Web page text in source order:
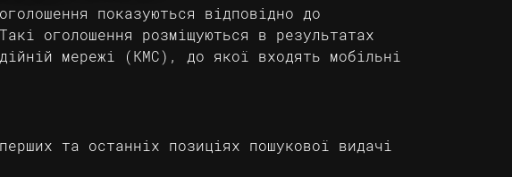
показуються відповідно до
оголошення розміщуються в результатах
мережі (КМС), до якої входять мобільні
та останніх позиціях пошукової видачі